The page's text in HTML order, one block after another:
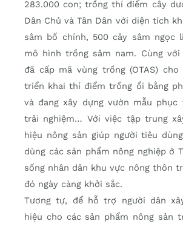
283.000 con; trồng thí điểm cây
Dân Chủ và Tân Dân với diện tích
sâm bố chính, 500 cây sâm ngọc
mô hình trồng sâm nam. Cùng
đã cấp mã vùng trồng (OTAS)
triển khai thí điểm trồng ổi bằng
và đang xây dựng vườn mẫu phục
trải nghiệm… Với việc tập trung
hiệu nông sản giúp người tiêu
dùng các sản phẩm nông nghiệp ở
sống nhân dân khu vực nông thôn
đó ngày càng khởi sắc.
Tương tự, để hỗ trợ người dân
hiệu cho các sản phẩm nông sản